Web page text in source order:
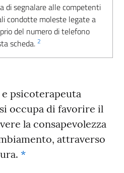
di segnalare alle competenti
condotte moleste legate a
del numero di telefono
scheda. 2
psicoterapeuta
occupa di favorire il
la consapevolezza
attraverso
*